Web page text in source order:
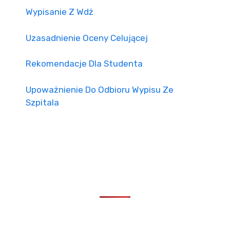
Wypisanie Z Wdż
Uzasadnienie Oceny Celującej
Rekomendacje Dla Studenta
Upoważnienie Do Odbioru Wypisu Ze
Szpitala